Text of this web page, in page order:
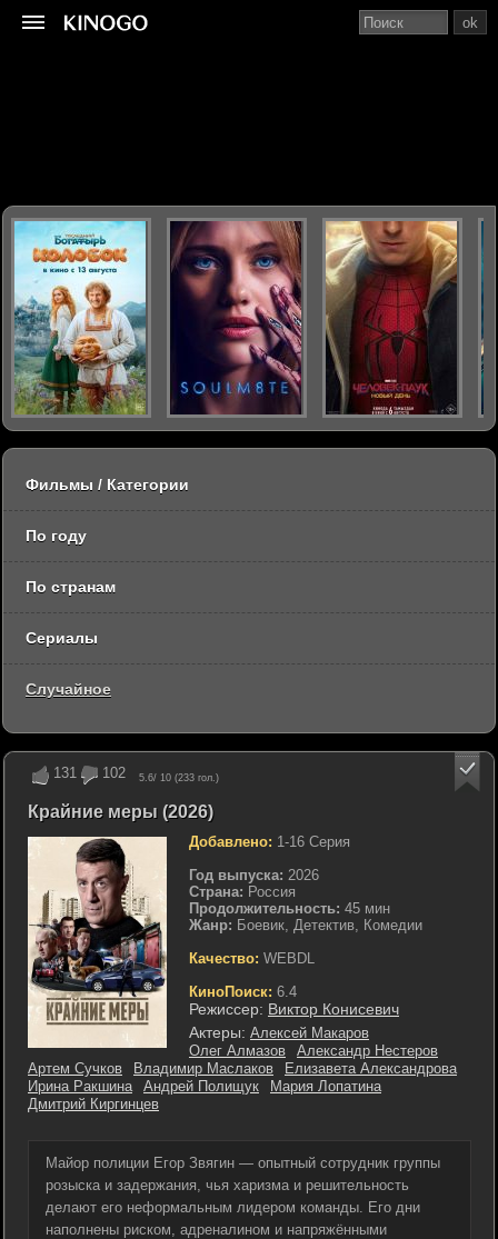
131 102 5.6/ 10 (233 гол.)
Крайние меры (2026)
Добавлено: 1-16 Серия
Год выпуска: 2026
Страна: Россия
Продолжительность: 45 мин
Жанр: Боевик, Детектив, Комедии
Качество: WEBDL
КиноПоиск: 6.4
Режиссер: Виктор Конисевич
Актеры: Алексей Макаров
Олег Алмазов
Александр Нестеров
Артем Сучков
Владимир Маслаков
Елизавета Александрова
Ирина Ракшина
Андрей Полищук
Мария Лопатина
Дмитрий Киргинцев
Майор полиции Егор Звягин — опытный сотрудник группы
розыска и задержания, чья харизма и решительность
делают его неформальным лидером команды. Его дни
наполнены риском, адреналином и напряжёнными
ok
Фильмы / Категории
По году
По странам
Сериалы
Случайное